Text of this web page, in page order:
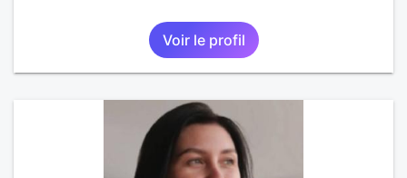
Voir le profil